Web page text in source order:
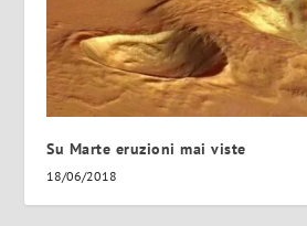
Su Marte eruzioni mai viste
18/06/2018